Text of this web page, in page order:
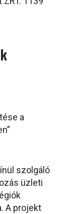
a
szolgáló
üzleti
A projekt